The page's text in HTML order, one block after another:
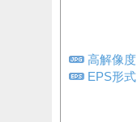
高解像度
EPS形式